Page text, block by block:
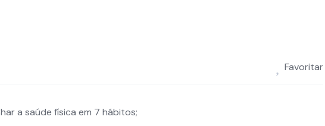
Favoritar
a saúde física em 7 hábitos;